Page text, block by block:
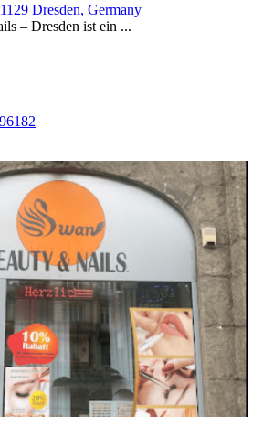
Dresden, Germany
– Dresden ist ein ...